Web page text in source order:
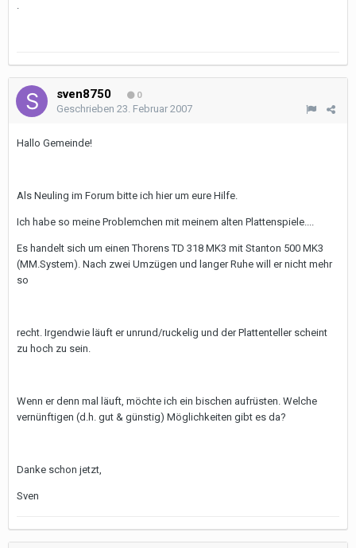
.
sven8750 0
Geschrieben 23. Februar 2007
Hallo Gemeinde!
Als Neuling im Forum bitte ich hier um eure Hilfe.
Ich habe so meine Problemchen mit meinem alten Plattenspiele....
Es handelt sich um einen Thorens TD 318 MK3 mit Stanton 500 MK3
(MM.System). Nach zwei Umzügen und langer Ruhe will er nicht mehr
so
recht. Irgendwie läuft er unrund/ruckelig und der Plattenteller scheint
zu hoch zu sein.
Wenn er denn mal läuft, möchte ich ein bischen aufrüsten. Welche
vernünftigen (d.h. gut & günstig) Möglichkeiten gibt es da?
Danke schon jetzt,
Sven